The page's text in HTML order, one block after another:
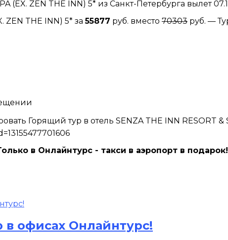
ZEN THE INN) 5* за55877 руб. вместо 70303 руб. —
Горящий тур в отель SENZA THE INN RESORT &
в Онлайнтурс - такси в аэропорт в подарок!
в офисах Онлайнтурс!